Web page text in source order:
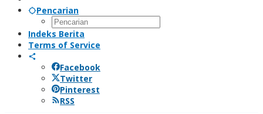
Pencarian
Indeks Berita
Terms of Service
Facebook
Twitter
Pinterest
RSS